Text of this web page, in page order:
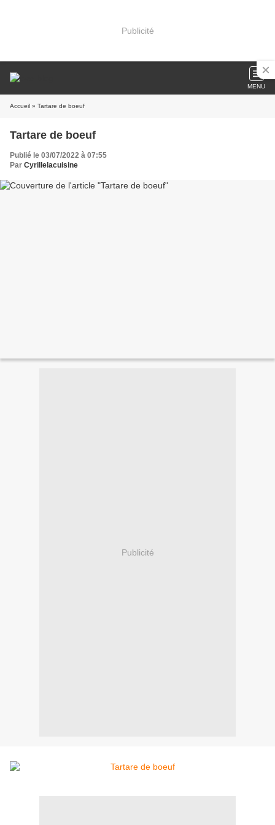
Publicité
MENU
Accueil » Tartare de boeuf
Tartare de boeuf
Publié le 03/07/2022 à 07:55
Par Cyrillelacuisine
Publicité